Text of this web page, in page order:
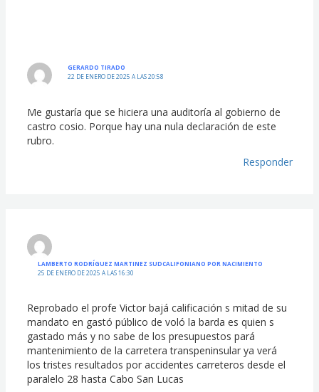
GERARDO TIRADO
22 DE ENERO DE 2025 A LAS 20:58
Me gustaría que se hiciera una auditoría al gobierno de
castro cosio. Porque hay una nula declaración de este
rubro.
Responder
LAMBERTO RODRÍGUEZ MARTINEZ SUDCALIFONIANO POR NACIMIENTO
25 DE ENERO DE 2025 A LAS 16:30
Reprobado el profe Victor bajá calificación s mitad de su
mandato en gastó público de voló la barda es quien s
gastado más y no sabe de los presupuestos pará
mantenimiento de la carretera transpeninsular ya verá
los tristes resultados por accidentes carreteros desde el
paralelo 28 hasta Cabo San Lucas